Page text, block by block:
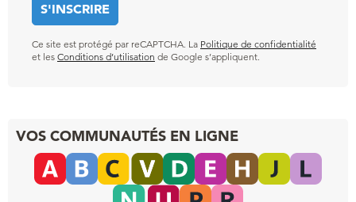
Ce site est protégé par reCAPTCHA. La Politique de confidentialité
et les Conditions d’utilisation de Google s’appliquent.
VOS COMMUNAUTÉS EN LIGNE